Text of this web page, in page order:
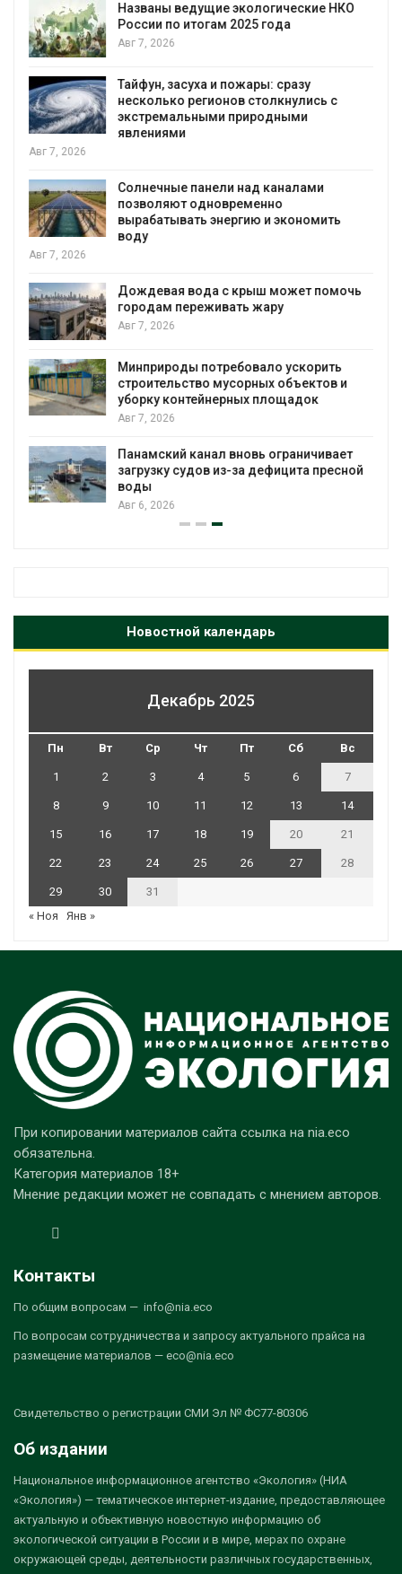
Названы ведущие экологические НКО
России по итогам 2025 года
Авг 7, 2026
Тайфун, засуха и пожары: сразу
несколько регионов столкнулись с
экстремальными природными
явлениями
Авг 7, 2026
Солнечные панели над каналами
позволяют одновременно
вырабатывать энергию и экономить
воду
Авг 7, 2026
Дождевая вода с крыш может помочь
городам переживать жару
Авг 7, 2026
Минприроды потребовало ускорить
строительство мусорных объектов и
уборку контейнерных площадок
Авг 7, 2026
Панамский канал вновь ограничивает
загрузку судов из-за дефицита пресной
воды
Авг 6, 2026
Новостной календарь
Декабрь 2025
Пн Вт Ср Чт Пт Сб Вс
1 2 3 4 5 6 7
8 9 10 11 12 13 14
15 16 17 18 19 20 21
22 23 24 25 26 27 28
29 30
31
« Ноя
Янв »
При копировании материалов сайта ссылка на nia.eco
обязательна.
Категория материалов 18+
Мнение редакции может не совпадать с мнением авторов.
Контакты
По общим вопросам — info@nia.eco
По вопросам сотрудничества и запросу актуального прайса на
размещение материалов — eco@nia.eco
Свидетельство о регистрации СМИ Эл № ФС77-80306
Об издании
Национальное информационное агентство «Экология» (НИА
«Экология») — тематическое интернет-издание, предоставляющее
актуальную и объективную новостную информацию об
экологической ситуации в России и в мире, мерах по охране
окружающей среды, деятельности различных государственных,